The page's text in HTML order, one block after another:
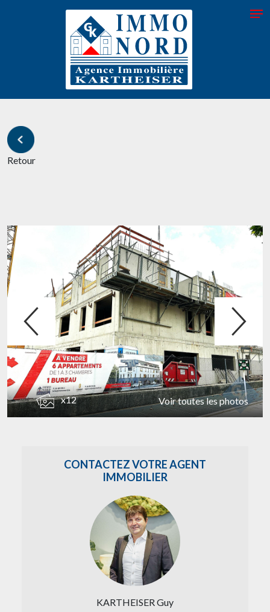
Retour
x12 Voir toutes les photos
CONTACTEZ VOTRE AGENT
IMMOBILIER
KARTHEISER Guy